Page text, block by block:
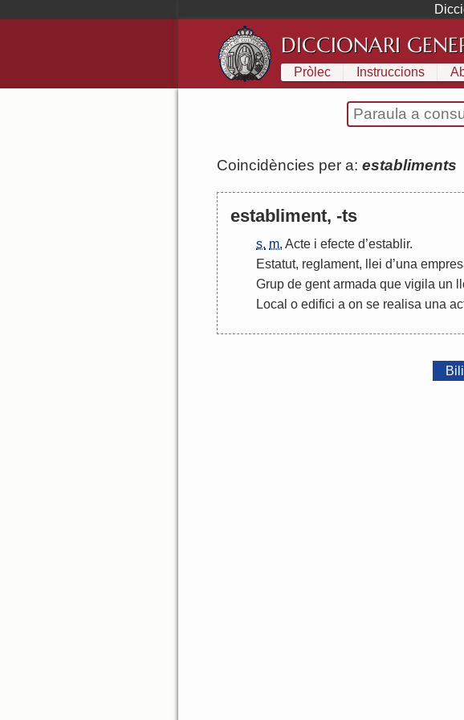
DICCIONARI
Pròlec Instruccions
Coincidències per a: establiments
establiment, -ts
s. m. Acte i efecte d’establir.
Estatut, reglament, llei d’una
Grup de gent armada que vigila un
Local o edifici a on se realisa una